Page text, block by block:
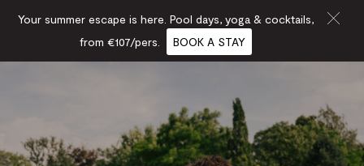
Your summer escape is here. Pool days, yoga & cocktails,
from €107/pers.
BOOK A STAY